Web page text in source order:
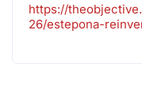
https://
26/estepona-